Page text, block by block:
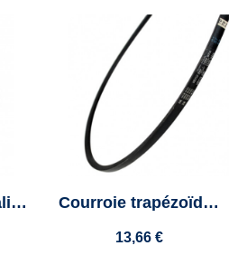
Roulement de Palier UC204 - Diamètre D'arbre 20mm - 20x47x31mm - Codex Courroie trapézoïdale SPA1332 - 13x11 - VECO 200 - Colmant Cuvelier
13,66 €